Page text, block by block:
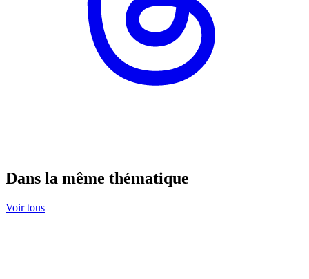
Dans la même thématique
Voir tous